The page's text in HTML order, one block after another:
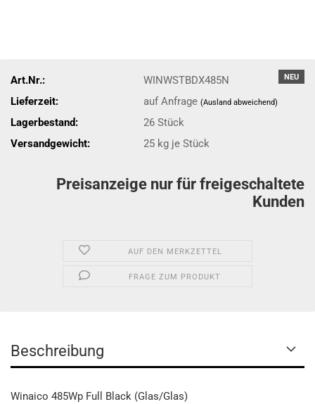
NEU
Art.Nr.:
WINWSTBDX485N
Lieferzeit:
auf Anfrage(Ausland abweichend)
Lagerbestand: 26Stück
Versandgewicht:
25 kg je Stück
Preisanzeige nur für freigeschaltete
Kunden
AUF DEN MERKZETTEL
FRAGE ZUM PRODUKT
Beschreibung
Winaico 485Wp Full Black (Glas/Glas)